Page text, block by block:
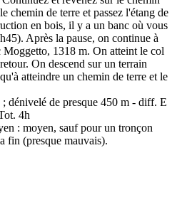
chemin de terre et passez l'étang de
en bois, il y a un banc où vous
Après la pause, on continue à
Moggetto, 1318 m. On atteint le col
On descend sur un terrain
atteindre un chemin de terre et le
dénivelé de presque 450 m - diff. E
4h
: moyen, sauf pour un tronçon
fin (presque mauvais).